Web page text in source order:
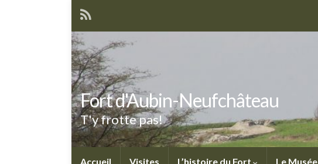
Fort d'Aubin-Neufchâteau
T'y frotte pas!
Accueil Visites L’histoire du Fort Le Musée